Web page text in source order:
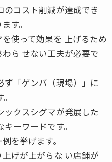
のコスト削減が達成でき
す。
使って効果を 上げるため
ら せない工夫が必要で
ず「ゲンバ（現場）」に
ックスシグマが発展した
ーワードです。
を挙げます。
げが上がらな い店舗が